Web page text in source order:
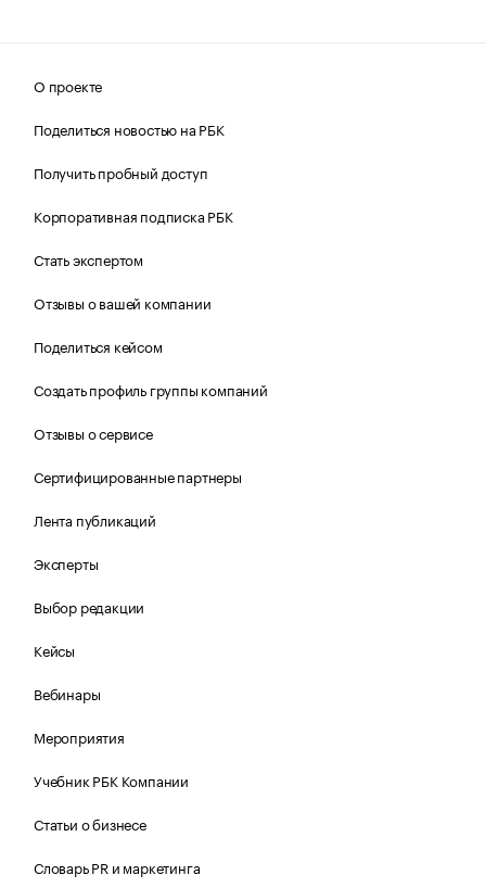
О проекте
Поделиться новостью на РБК
Получить пробный доступ
Корпоративная подписка РБК
Стать экспертом
Отзывы о вашей компании
Поделиться кейсом
Создать профиль группы компаний
Отзывы о сервисе
Сертифицированные партнеры
Лента публикаций
Эксперты
Выбор редакции
Кейсы
Вебинары
Мероприятия
Учебник РБК Компании
Статьи о бизнесе
Словарь PR и маркетинга